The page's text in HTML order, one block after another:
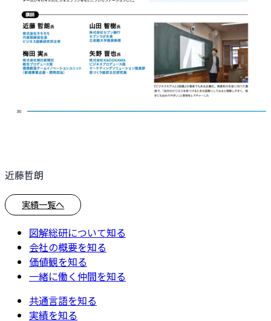
近藤哲朗
実績一覧へ
図解総研について知る
会社の概要を知る
価値観を知る
一緒に働く仲間を知る
共通言語を知る
実績を知る